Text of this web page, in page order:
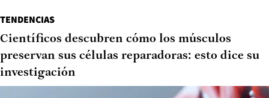
TENDENCIAS
Científicos descubren cómo los músculos
preservan sus células reparadoras: esto dice su
investigación